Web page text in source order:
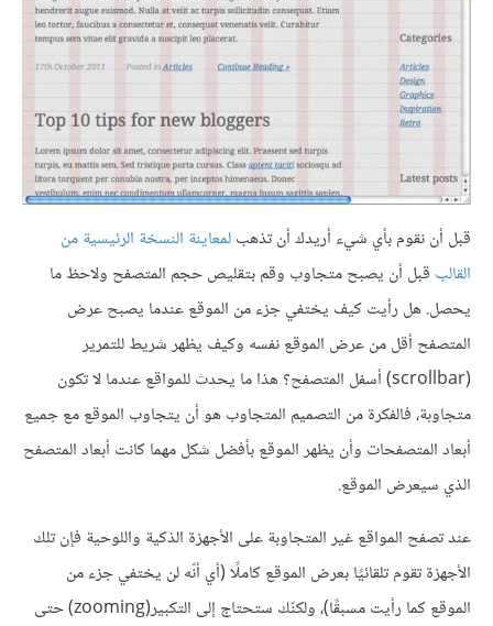
قبل أن نقوم بأي شيء أريدك أن تذهبلمعاينة النسخة الرئيسية من
القالب قبل أن يصبح متجاوب وقم بتقليص حجم المتصفح ولاحظ ما
يحصل. هل رأيت كيف يختفي جزء من الموقع عندما يصبح عرض
المتصفح أقل من عرض الموقع نفسه وكيف يظهر شريط للتمرير
(scrollbar) أسفل المتصفح؟ هذا ما يحدث للمواقع عندما لا تكون
متجاوبة، فالفكرة من التصميم المتجاوب هو أن يتجاوب الموقع مع جميع
أبعاد المتصفحات وأن يظهر الموقع بأفضل شكل مهما كانت أبعاد المتصفح
الذي سيعرض الموقع.
عند تصفح المواقع غير المتجاوبة على الأجهزة الذكية واللوحية فإن تلك
الأجهزة تقوم تلقائيًا بعرض الموقع كاملًا (أي أنّه لن يختفي جزء من
الموقع كما رأيت مسبقًا)، ولكنّك ستحتاج إلى التكبير(zooming) حتى